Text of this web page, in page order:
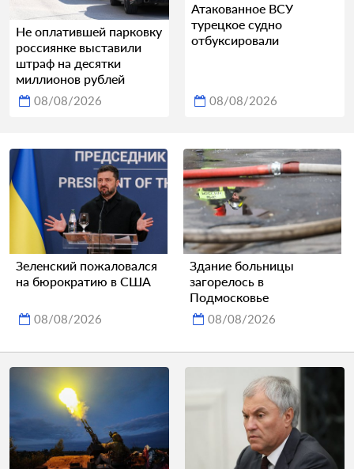
Не оплатившей парковку
россиянке выставили
штраф на десятки
миллионов рублей
08/08/2026
Атакованное ВСУ
турецкое судно
отбуксировали
08/08/2026
Зеленский пожаловался
на бюрократию в США
08/08/2026
Здание больницы
загорелось в
Подмосковье
08/08/2026